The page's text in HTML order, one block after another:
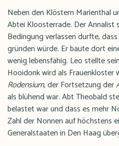
Neben den Klöstern Marienthal
Abtei Kloosterrade. Der Annalist
Bedingung verlassen durfte,
gründen würde. Er baute dort
wenig lebensfähig. Leo stellte
Hooidonk wird als Frauenkloster
Rodensium, der Fortsetzung der
als blühend war. Abt Theobald
belastet war und dass es mehr
Zahl der Nonnen auf höchstens
Generalstaaten in Den Haag